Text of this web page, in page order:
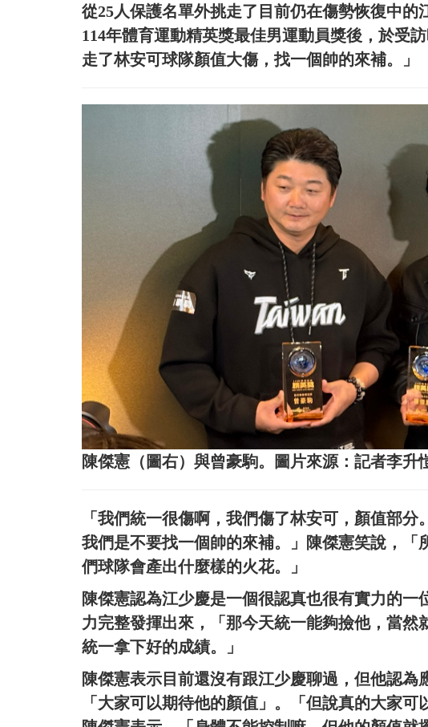
從25人保護名單外挑走了目前仍在傷勢恢復中的
114年體育運動精英獎最佳男運動員獎後，於受
走了林安可球隊顏值大傷，找一個帥的來補。」
陳傑憲（圖右）與曾豪駒。圖片來源：記者李升
「我們統一很傷啊，我們傷了林安可，顏值部分
我們是不要找一個帥的來補。」陳傑憲笑說，「
們球隊會產出什麼樣的火花。」
陳傑憲認為江少慶是一個很認真也很有實力的
力完整發揮出來，「那今天統一能夠撿他，當然
統一拿下好的成績。」
陳傑憲表示目前還沒有跟江少慶聊過，但他認
「大家可以期待他的顏值」。「但說真的大家可